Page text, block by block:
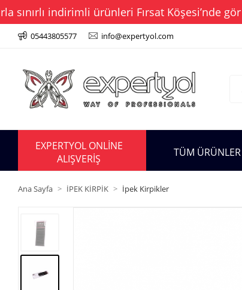
indirimli ürünleri Fırsat Köşesi’nde gör →
05443805577 info@expertyol.com
EXPERTYOL ONLİNE
ALIŞVERİŞ
TÜM ÜRÜNLER
Ana Sayfa İPEK KİRPİK İpek Kirpikler